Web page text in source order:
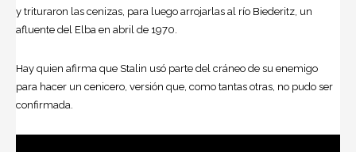
y trituraron las cenizas, para luego arrojarlas al río Biederitz, un
afluente del Elba en abril de 1970.
Hay quien afirma que Stalin usó parte del cráneo de su enemigo
para hacer un cenicero, versión que, como tantas otras, no pudo ser
confirmada.